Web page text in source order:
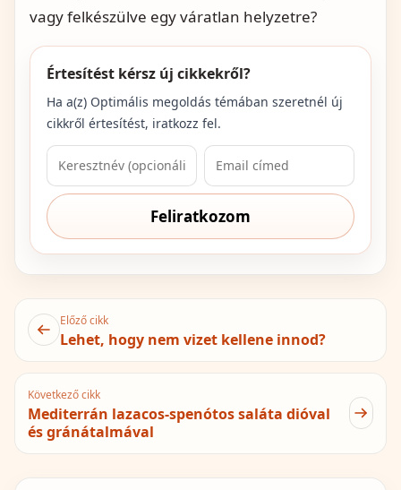
vagy felkészülve egy váratlan helyzetre?
Értesítést kérsz új cikkekről?
Ha a(z) Optimális megoldás témában szeretnél új
cikkről értesítést, iratkozz fel.
Feliratkozom
Előző cikk
Lehet, hogy nem vizet kellene innod?
Következő cikk
Mediterrán lazacos-spenótos saláta dióval
és gránátalmával